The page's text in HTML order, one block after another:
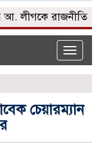
রাজনীতি করার
Toggle
চেয়ারম্যান